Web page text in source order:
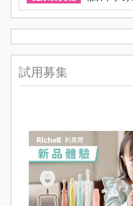
試用募集